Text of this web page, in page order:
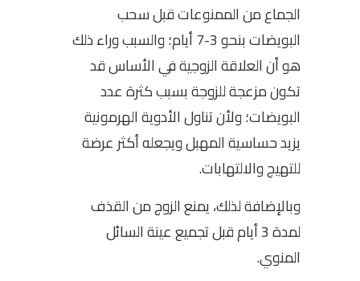
الجماع من الممنوعات قبل سحب
البويضات بنحو 3-7 أيام؛ والسبب وراء ذلك
هو أن العلاقة الزوجية في الأساس قد
تكون مزعجة للزوجة بسبب كثرة عدد
البويضات؛ ولأن تناول الأدوية الهرمونية
يزيد حساسية المهبل ويجعله أكثر عرضة
للتهيج والالتهابات.
وبالإضافة لذلك، يمنع الزوج من القذف
لمدة 3 أيام قبل تجميع عينة السائل
المنوي.